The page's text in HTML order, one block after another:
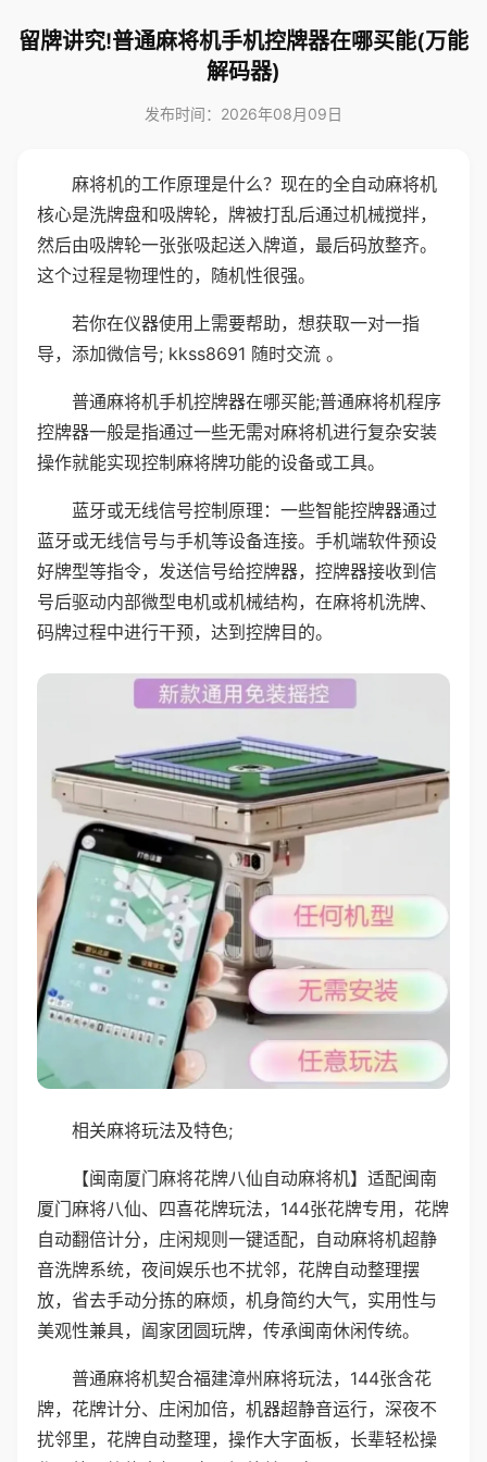
留牌讲究!普通麻将机手机控牌器在哪买能(万能
解码器)
发布时间：2026年08月09日
麻将机的工作原理是什么？现在的全自动麻将机
核心是洗牌盘和吸牌轮，牌被打乱后通过机械搅拌，
然后由吸牌轮一张张吸起送入牌道，最后码放整齐。
这个过程是物理性的，随机性很强。
若你在仪器使用上需要帮助，想获取一对一指
导，添加微信号; kkss8691 随时交流 。
普通麻将机手机控牌器在哪买能;普通麻将机程序
控牌器一般是指通过一些无需对麻将机进行复杂安装
操作就能实现控制麻将牌功能的设备或工具。
蓝牙或无线信号控制原理：一些智能控牌器通过
蓝牙或无线信号与手机等设备连接。手机端软件预设
好牌型等指令，发送信号给控牌器，控牌器接收到信
号后驱动内部微型电机或机械结构，在麻将机洗牌、
码牌过程中进行干预，达到控牌目的。
相关麻将玩法及特色;
【闽南厦门麻将花牌八仙自动麻将机】适配闽南
厦门麻将八仙、四喜花牌玩法，144张花牌专用，花牌
自动翻倍计分，庄闲规则一键适配，自动麻将机超静
音洗牌系统，夜间娱乐也不扰邻，花牌自动整理摆
放，省去手动分拣的麻烦，机身简约大气，实用性与
美观性兼具，阖家团圆玩牌，传承闽南休闲传统。
普通麻将机契合福建漳州麻将玩法，144张含花
牌，花牌计分、庄闲加倍，机器超静音运行，深夜不
扰邻里，花牌自动整理，操作大字面板，长辈轻松操